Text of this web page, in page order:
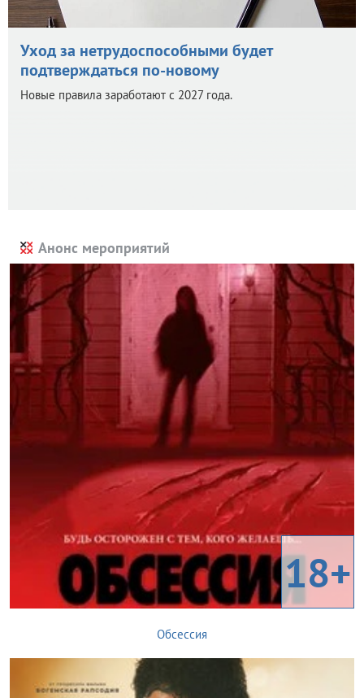
Уход за нетрудоспособными будет
подтверждаться по-новому
Новые правила заработают с 2027 года.
Анонс мероприятий
18+
Обсессия